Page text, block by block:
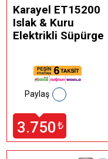
Karayel ET15200
Islak & Kuru
Elektrikli Süpürge
3.750 ₺
Paylaş